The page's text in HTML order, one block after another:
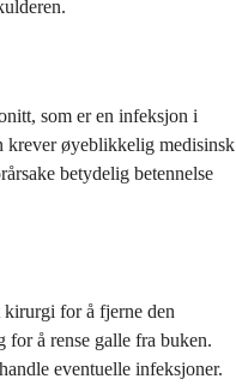
som er en infeksjon i
krever øyeblikkelig medisinsk
betydelig betennelse
for å fjerne den
å rense galle fra buken.
eventuelle infeksjoner.